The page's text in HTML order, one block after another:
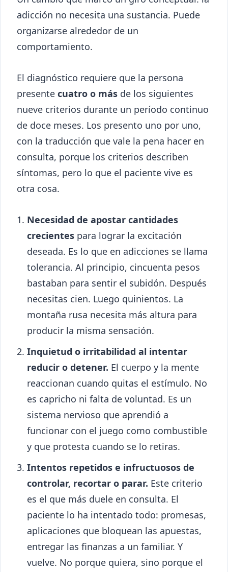
adicción no necesita una sustancia. Puede
organizarse alrededor de un
comportamiento.
El diagnóstico requiere que la persona
presente cuatro o más de los siguientes
nueve criterios durante un período continuo
de doce meses. Los presento uno por uno,
con la traducción que vale la pena hacer en
consulta, porque los criterios describen
síntomas, pero lo que el paciente vive es
otra cosa.
Necesidad de apostar cantidades
crecientes para lograr la excitación
deseada. Es lo que en adicciones se llama
tolerancia. Al principio, cincuenta pesos
bastaban para sentir el subidón. Después
necesitas cien. Luego quinientos. La
montaña rusa necesita más altura para
producir la misma sensación.
Inquietud o irritabilidad al intentar
reducir o detener. El cuerpo y la mente
reaccionan cuando quitas el estímulo. No
es capricho ni falta de voluntad. Es un
sistema nervioso que aprendió a
funcionar con el juego como combustible
y que protesta cuando se lo retiras.
Intentos repetidos e infructuosos de
controlar, recortar o parar. Este criterio
es el que más duele en consulta. El
paciente lo ha intentado todo: promesas,
aplicaciones que bloquean las apuestas,
entregar las finanzas a un familiar. Y
vuelve. No porque quiera, sino porque el